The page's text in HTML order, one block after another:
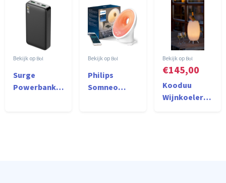
met Afstandsbediening
- INCL. Mini Tripod -
Telefoonhouder
QWERTY - Mechanical
RGB Backlight
Keyboard -
Grijs/Oranje
Bol
Surge
Powerbank
Bol
Philips
Somneo
Bol
€145,00
Kooduu
Wijnkoeler